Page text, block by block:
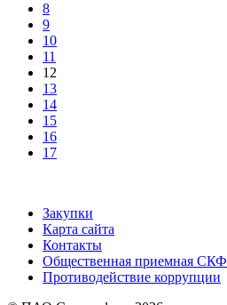
8
9
10
11
12
13
14
15
16
17
Закупки
Карта сайта
Контакты
Общественная приемная СКФ
Противодействие коррупции